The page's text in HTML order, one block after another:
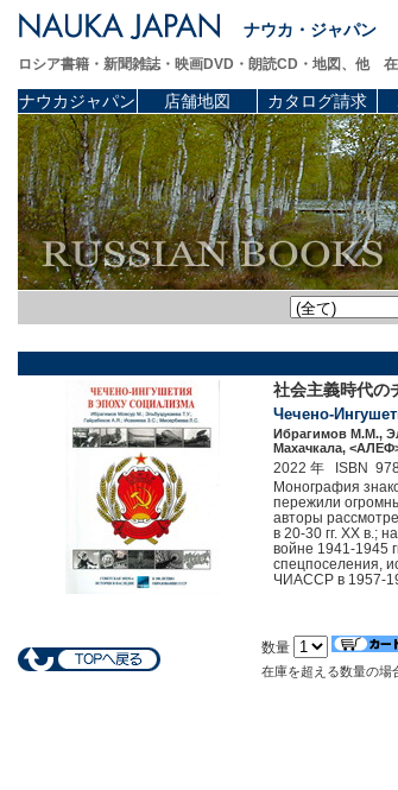
ナウカ・ジャパン
ロシア書籍・新聞雑誌・映画DVD・朗読CD・地図、他
ナウカジャパン 店舗地図 カタログ請求
社会主義時代の
Чечено-
Ибрагимов М.М.,
Махачкала,
2022 年 ISBN
Монография
пережили
авторы
в 20-30 гг. XX в.;
войне 1941-1945
спецпоселения,
ЧИАССР в 1957-
数量
在庫を超える数量の場